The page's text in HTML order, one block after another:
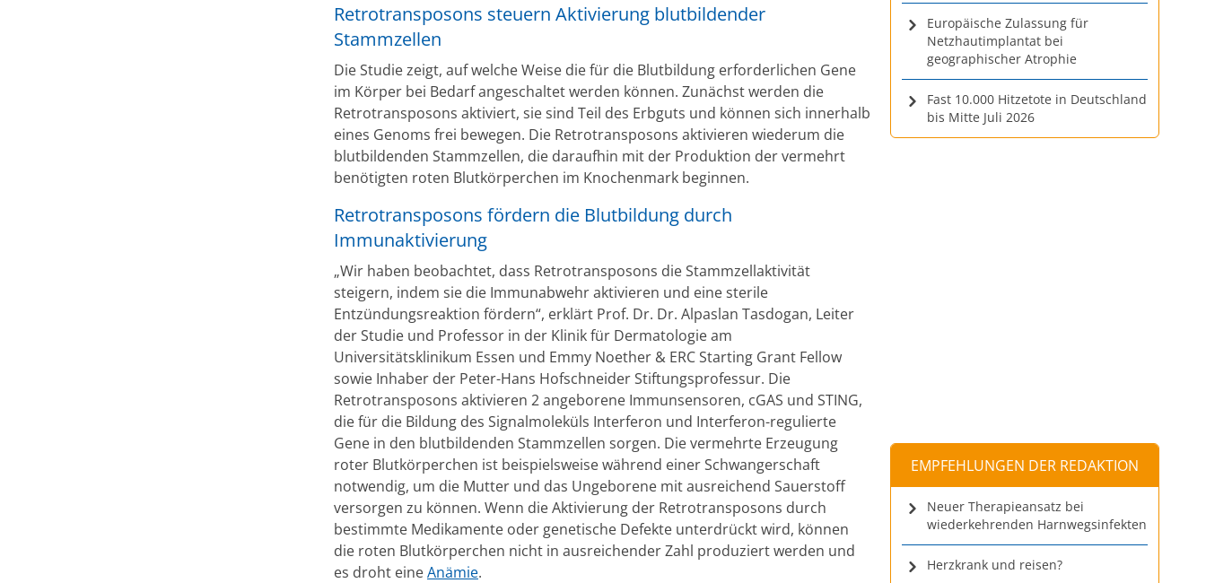
Retrotransposons steuern Aktivierung blutbildender
Stammzellen
Die Studie zeigt, auf welche Weise die für die Blutbildung erforderlichen Gene
im Körper bei Bedarf angeschaltet werden können. Zunächst werden die
Retrotransposons aktiviert, sie sind Teil des Erbguts und können sich innerhalb
eines Genoms frei bewegen. Die Retrotransposons aktivieren wiederum die
blutbildenden Stammzellen, die daraufhin mit der Produktion der vermehrt
benötigten roten Blutkörperchen im Knochenmark beginnen.
Retrotransposons fördern die Blutbildung durch
Immunaktivierung
„Wir haben beobachtet, dass Retrotransposons die Stammzellaktivität
steigern, indem sie die Immunabwehr aktivieren und eine sterile
Entzündungsreaktion fördern“, erklärt Prof. Dr. Dr. Alpaslan Tasdogan, Leiter
der Studie und Professor in der Klinik für Dermatologie am
Universitätsklinikum Essen und Emmy Noether & ERC Starting Grant Fellow
sowie Inhaber der Peter-Hans Hofschneider Stiftungsprofessur. Die
Retrotransposons aktivieren 2 angeborene Immunsensoren, cGAS und STING,
die für die Bildung des Signalmoleküls Interferon und Interferon-regulierte
Gene in den blutbildenden Stammzellen sorgen. Die vermehrte Erzeugung
roter Blutkörperchen ist beispielsweise während einer Schwangerschaft
notwendig, um die Mutter und das Ungeborene mit ausreichend Sauerstoff
versorgen zu können. Wenn die Aktivierung der Retrotransposons durch
bestimmte Medikamente oder genetische Defekte unterdrückt wird, können
die roten Blutkörperchen nicht in ausreichender Zahl produziert werden und
es droht eineAnämie.
Europäische Zulassung für
Netzhautimplantat bei
geographischer Atrophie
Fast 10.000 Hitzetote in Deutschland
bis Mitte Juli 2026
EMPFEHLUNGEN DER REDAKTION
Neuer Therapieansatz bei
wiederkehrenden Harnwegsinfekten
Herzkrank und reisen?